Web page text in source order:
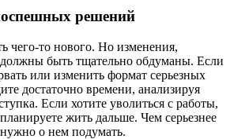
решений
чего-то нового. Но изменения,
должны быть тщательно обдуманы. Если
или изменить формат серьезных
достаточно времени, анализируя
Если хотите уволиться с работы,
жить дальше. Чем серьезнее
о нем подумать.